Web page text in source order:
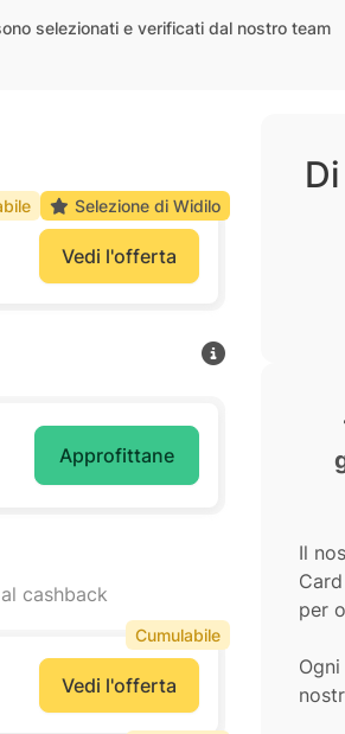
selezionati e verificati dal nostro team
Vedi l'offerta
Selezione di Widilo
Approfittane
cashback
Vedi l'offerta
Cumulabile
Il
per